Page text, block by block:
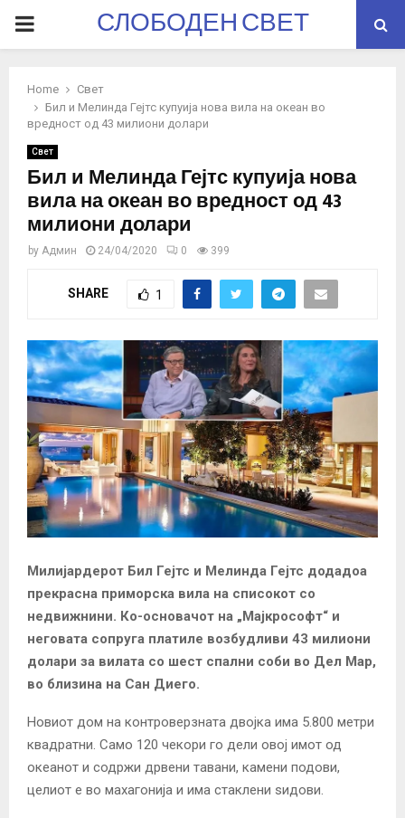
PRIMARYСЛОБОДЕН СВЕТ
Home
Свет
Бил и Мелинда Гејтс купуија нова вила на океан во
вредност од 43 милиони долари
Свет
Бил и Мелинда Гејтс купуија нова
вила на океан во вредност од 43
милиони долари
by Админ 24/04/2020 0 399
SHARE 1
Милијардерот Бил Гејтс и Мелинда Гејтс додадоа
прекрасна приморска вила на списокот со
недвижнини. Ко-основачот на „Мајкрософт“ и
неговата сопруга платиле возбудливи 43 милиони
долари за вилата со шест спални соби во Дел Мар,
во близина на Сан Диего.
Новиот дом на контроверзната двојка има 5.800 метри
квадратни. Само 120 чекори го дели овој имот од
океанот и содржи дрвени тавани, камени подови,
целиот е во махагонија и има стаклени sидови.